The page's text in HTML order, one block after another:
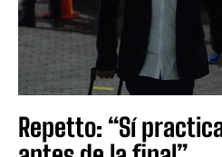
Repetto: “Sí